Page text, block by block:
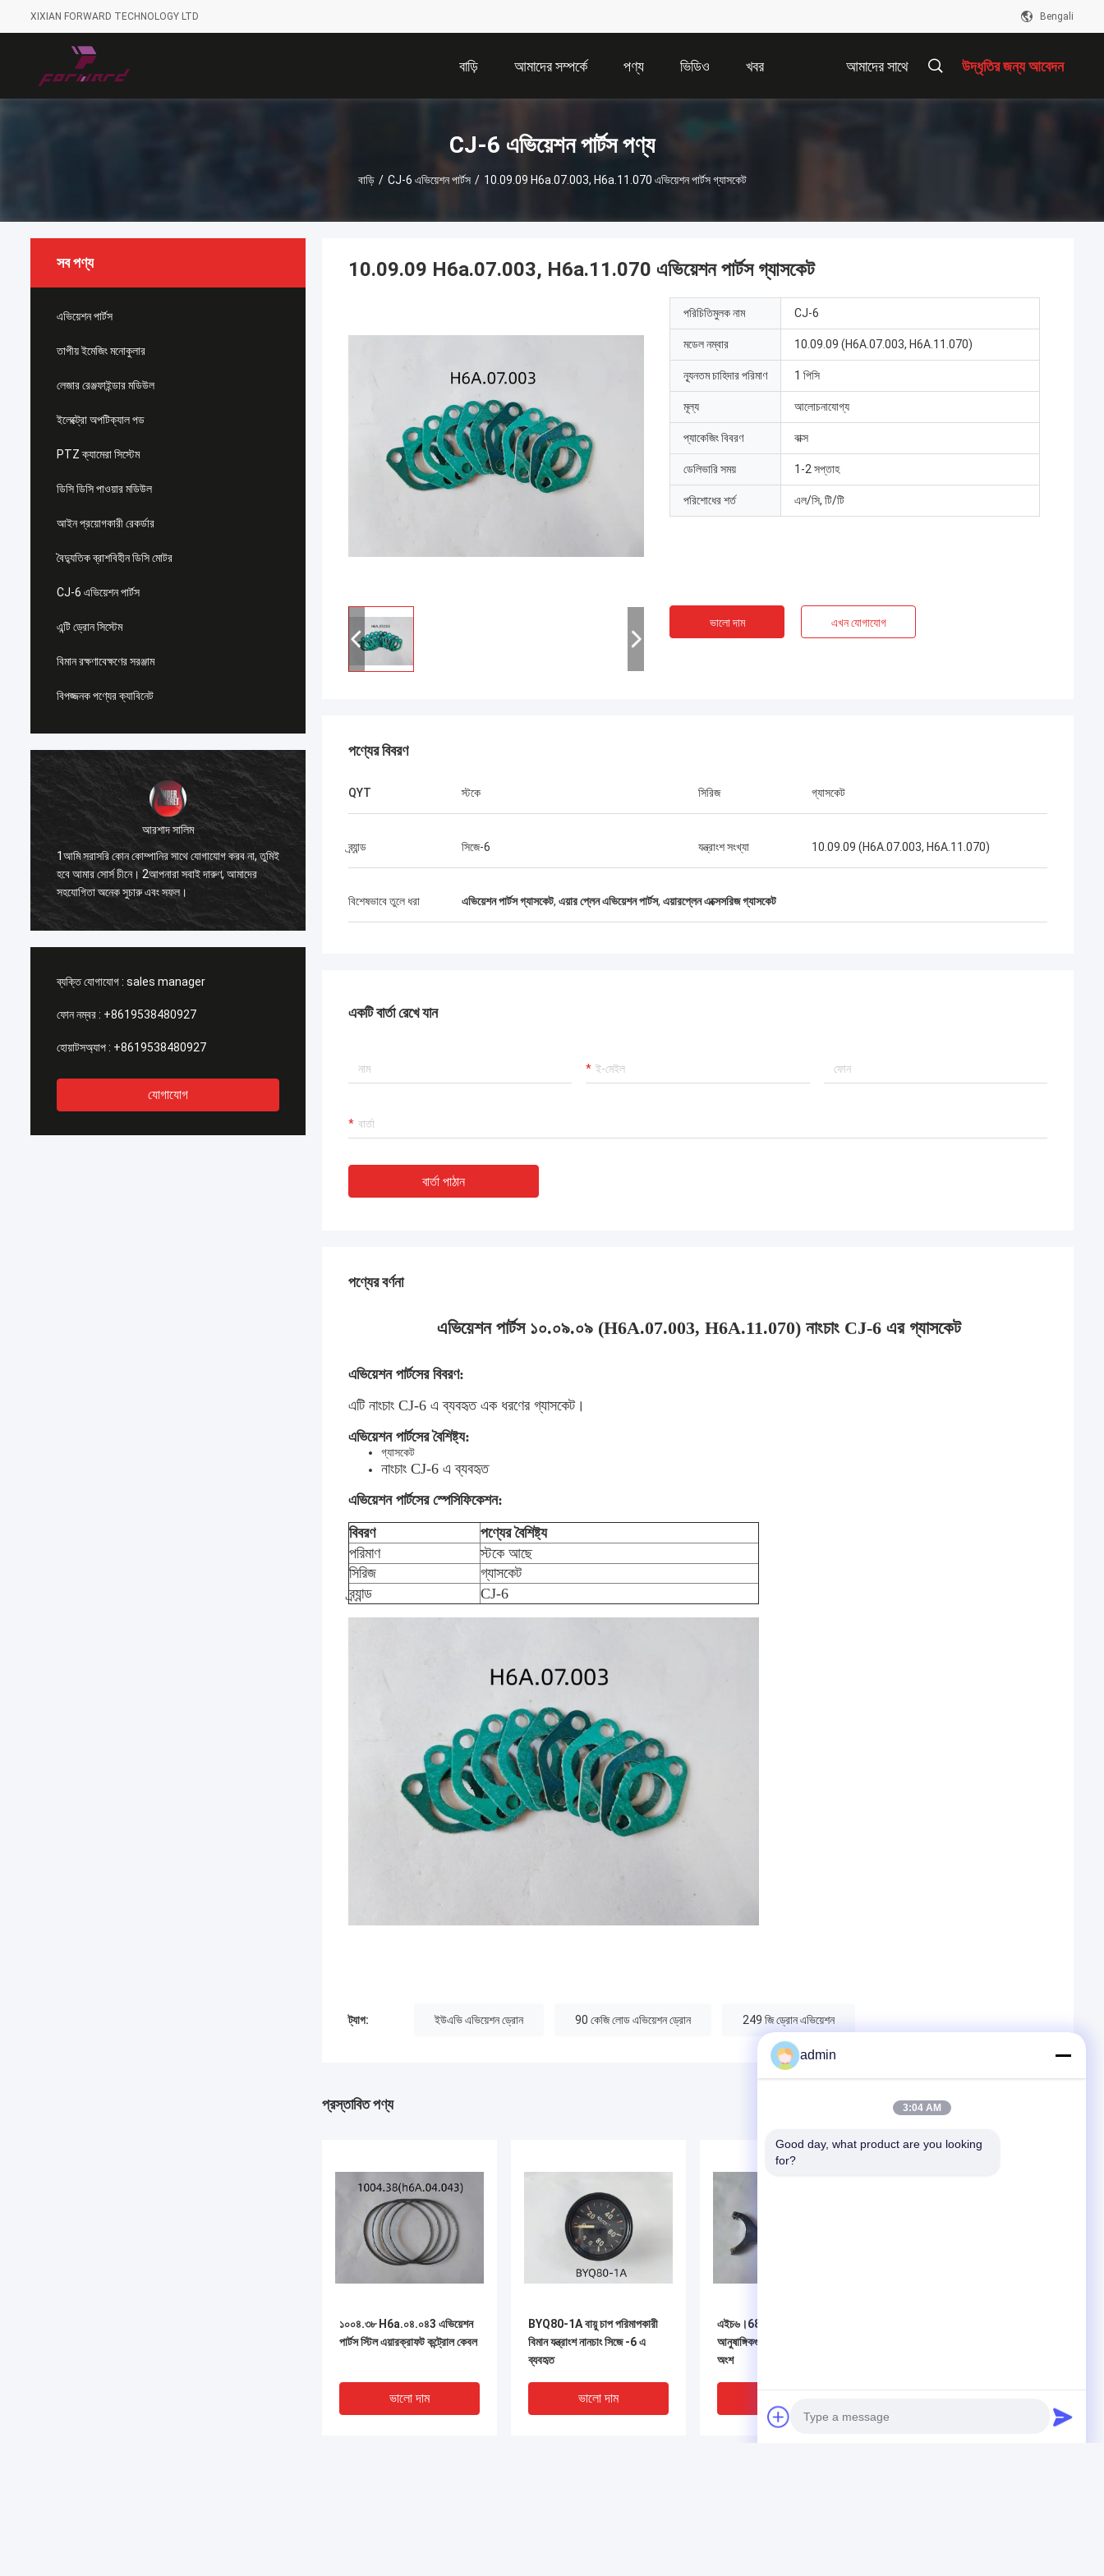
XIXIAN FORWARD TECHNOLOGY LTD Bengali
বাড়ি আমাদের সম্পর্কে পণ্য ভিডিও খবর আমাদের সাথে উদ্ধৃতির জন্য আবেদন
CJ-6 এভিয়েশন পার্টস পণ্য
বাড়ি / CJ-6 এভিয়েশন পার্টস / 10.09.09 H6a.07.003, H6a.11.070 এভিয়েশন পার্টস গ্যাসকেট
সব পণ্য
এভিয়েশন পার্টস
তাপীয় ইমেজিং মনোকুলার
লেজার রেঞ্জফাইন্ডার মডিউল
ইলেক্ট্রো অপটিক্যাল পড
PTZ ক্যামেরা সিস্টেম
ডিসি ডিসি পাওয়ার মডিউল
আইন প্রয়োগকারী রেকর্ডার
বৈদ্যুতিক ব্রাশবিহীন ডিসি মোটর
CJ-6 এভিয়েশন পার্টস
এন্টি ড্রোন সিস্টেম
বিমান রক্ষণাবেক্ষণের সরঞ্জাম
বিপজ্জনক পণ্যের ক্যাবিনেট
আরশাদ সালিম
1আমি সরাসরি কোন কোম্পানির সাথে যোগাযোগ করব না, তুমিই
হবে আমার সোর্স চীনে। 2আপনারা সবাই দারুণ, আমাদের
সহযোগিতা অনেক সুচারু এবং সফল।
1. সেরা সেবা, সেরা মূল্য 2আশা করি ভবিষ্যতে আমরা
একসাথে আরো ব্যবসা করতে পারব। 3তোমার সেবা এত ভালো
সম্পর্কে ভালো কথা ছড়িয়ে দেব।
ব্যক্তি যোগাযোগ : sales manager
ফোন নম্বর : +8619538480927
হোয়াটসঅ্যাপ : +8619538480927
যোগাযোগ
10.09.09 H6a.07.003, H6a.11.070 এভিয়েশন পার্টস গ্যাসকেট
পরিচিতিমুলক নাম CJ-6
মডেল নম্বার 10.09.09 (H6A.07.003, H6A.11.070)
ন্যূনতম চাহিদার পরিমাণ 1 পিসি
মূল্য আলোচনাযোগ্য
প্যাকেজিং বিবরণ বাক্স
ডেলিভারি সময় 1-2 সপ্তাহ
পরিশোধের শর্ত এল/সি, টি/টি
ভালো দাম এখন যোগাযোগ
পণ্যের বিবরণ
QYT স্টকে সিরিজ গ্যাসকেট
ব্র্যান্ড সিজে-6 যন্ত্রাংশ সংখ্যা 10.09.09 (H6A.07.003, H6A.11.070)
বিশেষভাবে তুলে ধরা এভিয়েশন পার্টস গ্যাসকেট, এয়ার প্লেন এভিয়েশন পার্টস, এয়ারপ্লেন এক্সেসরিজ গ্যাসকেট
একটি বার্তা রেখে যান
বার্তা পাঠান
পণ্যের বর্ণনা
এভিয়েশন পার্টস ১০.০৯.০৯ (H6A.07.003, H6A.11.070) নাংচাং CJ-6 এর গ্যাসকেট
এভিয়েশন পার্টসের বিবরণ:
এটি নাংচাং CJ-6 এ ব্যবহৃত এক ধরণের গ্যাসকেট।
এভিয়েশন পার্টসের বৈশিষ্ট্য:
গ্যাসকেট
নাংচাং CJ-6 এ ব্যবহৃত
এভিয়েশন পার্টসের স্পেসিফিকেশন:
বিবরণ
পণ্যের বৈশিষ্ট্য
পরিমাণ
স্টকে আছে
সিরিজ
গ্যাসকেট
ব্র্যান্ড
CJ-6
ট্যাগ: ইউএভি এভিয়েশন ড্রোন 90 কেজি লোড এভিয়েশন ড্রোন 249 জি ড্রোন এভিয়েশন
প্রস্তাবিত পণ্য
১০০৪.৩৮ H6a.০৪.০৪3 এভিয়েশন
পার্টস স্টিল এয়ারক্রাফট কন্ট্রোল কেবল
ভালো দাম
BYQ80-1A বায়ু চাপ পরিমাপকারী
বিমান যন্ত্রাংশ নানচাং সিজে -6 এ
ব্যবহৃত
ভালো দাম
এইচ৬।68.11 সিজে-৬ / বিমানের
আনুষাঙ্গিকগুলিতে ব্যবহৃত টুল এভিয়েশন
অংশ
admin
3:04 AM
Good day, what product are you looking
for?